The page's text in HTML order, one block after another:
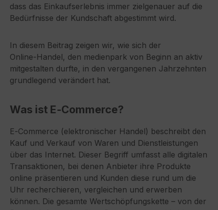
dass das Einkaufserlebnis immer zielgenauer auf die
Bedürfnisse der Kundschaft abgestimmt wird.
In diesem Beitrag zeigen wir, wie sich der
Online‑Handel, den medienpark von Beginn an aktiv
mitgestalten durfte, in den vergangenen Jahrzehnten
grundlegend verändert hat.
Was ist E‑Commerce?
E‑Commerce (elektronischer Handel) beschreibt den
Kauf und Verkauf von Waren und Dienstleistungen
über das Internet. Dieser Begriff umfasst alle digitalen
Transaktionen, bei denen Anbieter ihre Produkte
online präsentieren und Kunden diese rund um die
Uhr recherchieren, vergleichen und erwerben
können. Die gesamte Wertschöpfungskette – von der